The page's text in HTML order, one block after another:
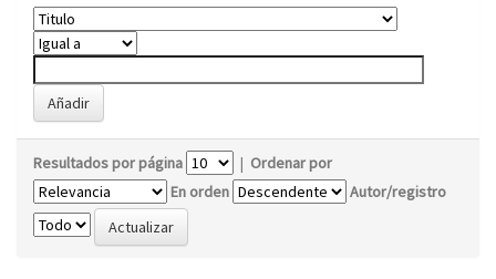
Resultados por página | Ordenar por
En orden
Autor/registro